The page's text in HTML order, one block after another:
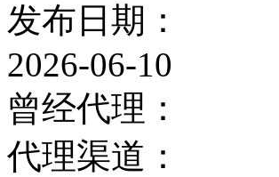
发布日期：
2026-06-10
曾经代理：
代理渠道：